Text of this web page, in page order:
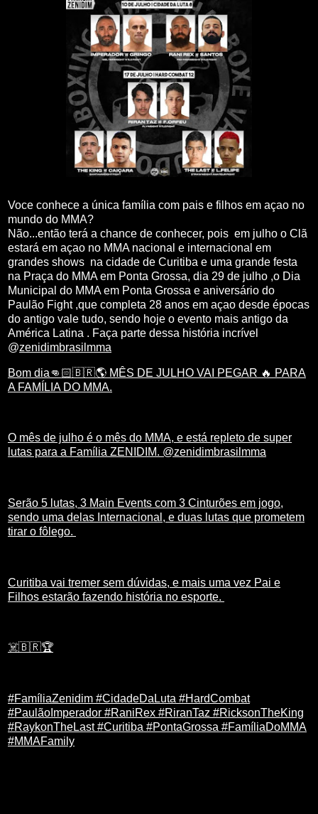
Voce conhece a única família com pais e filhos em açao no
mundo do MMA?
Não...então terá a chance de conhecer, pois em julho o Clã
estará em açao no MMA nacional e internacional em
grandes shows na cidade de Curitiba e uma grande festa
na Praça do MMA em Ponta Grossa, dia 29 de julho ,o Dia
Municipal do MMA em Ponta Grossa e aniversário do
Paulão Fight ,que completa 28 anos em açao desde épocas
do antigo vale tudo, sendo hoje o evento mais antigo da
América Latina . Faça parte dessa história incrível
@zenidimbrasilmma
Bom dia👊🏻🇧🇷🌎 MÊS DE JULHO VAI PEGAR 🔥 PARA
A FAMÍLIA DO MMA.
O mês de julho é o mês do MMA, e está repleto de super
lutas para a Família ZENIDIM. @zenidimbrasilmma
Serão 5 lutas, 3 Main Events com 3 Cinturões em jogo,
sendo uma delas Internacional, e duas lutas que prometem
tirar o fôlego.
Curitiba vai tremer sem dúvidas, e mais uma vez Pai e
Filhos estarão fazendo história no esporte.
☠️🇧🇷🏆
#FamíliaZenidim #CidadeDaLuta #HardCombat
#PaulãoImperador #RaniRex #RiranTaz #RicksonTheKing
#RaykonTheLast #Curitiba #PontaGrossa #FamíliaDoMMA
#MMAFamily